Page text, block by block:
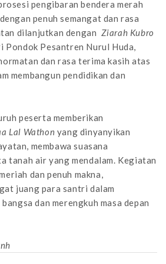
pengibaran bendera merah
penuh semangat dan rasa
dilanjutkan dengan Ziarah Kubro
Pondok Pesantren Nurul Huda,
dan rasa terima kasih atas
membangun pendidikan dan
peserta memberikan
Lal Wathon yang dinyanyikan
membawa suasana
tanah air yang mendalam. Kegiatan
dan penuh makna,
juang para santri dalam
dan merengkuh masa depan